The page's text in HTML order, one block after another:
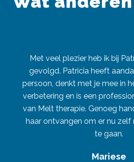
Met veel plezier heb ik bij
gevolgd. Patricia heeft
persoon, denkt met je mee in
verbetering en is een
van Melt therapie. Genoeg
haar ontvangen om er nu zelf
te gaan.
Mariese